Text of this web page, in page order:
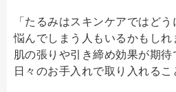
「たるみはスキンケアではど
悩んでしまう人もいるかもし
肌の張りや引き締め効果が期
日々のお手入れで取り入れるこ